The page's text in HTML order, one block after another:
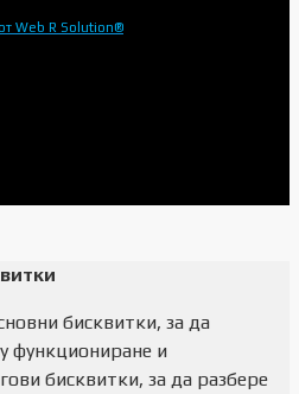
Web R Solution®
бисквитки, за да
функциониране и
бисквитки, за да разбере